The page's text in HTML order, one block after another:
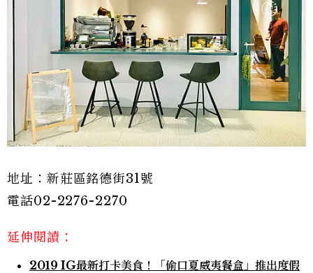
地址：新莊區銘德街31號
電話02-2276-2270
延伸閱讀：
2019 IG最新打卡美食！「偷口夏威夷餐盒」推出度假